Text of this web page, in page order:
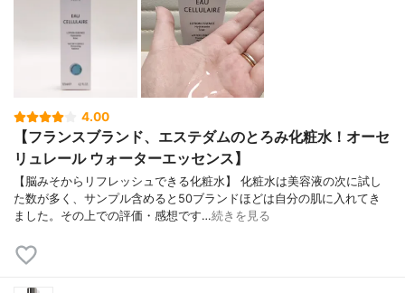
4.00
【フランスブランド、エステダムのとろみ化粧水！オーセ
リュレール ウォーターエッセンス】
【脳みそからリフレッシュできる化粧水】 化粧水は美容液の次に試し
た数が多く、サンプル含めると50ブランドほどは自分の肌に入れてき
ました。その上での評価・感想です…続きを見る